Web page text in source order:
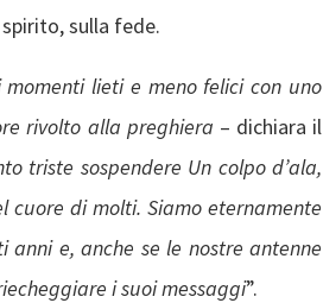
sulla fede.
lieti e meno felici con uno
rivolto alla preghiera – dichiara il
triste sospendere Un colpo d’ala,
cuore di molti. Siamo eternamente
e, anche se le nostre antenne
i suoi messaggi”.